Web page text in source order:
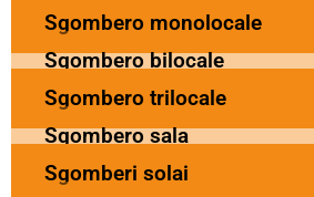
Sgombero monolocale
Sgombero bilocale
Sgombero trilocale
Sgombero sala
Sgomberi solai